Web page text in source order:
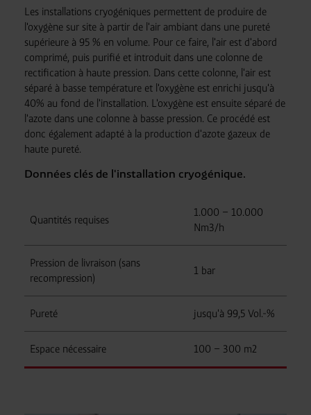
Les installations cryogéniques permettent de produire de
l'oxygène sur site à partir de l'air ambiant dans une pureté
supérieure à 95 % en volume. Pour ce faire, l'air est d'abord
comprimé, puis purifié et introduit dans une colonne de
rectification à haute pression. Dans cette colonne, l'air est
séparé à basse température et l'oxygène est enrichi jusqu'à
40% au fond de l'installation. L'oxygène est ensuite séparé de
l'azote dans une colonne à basse pression. Ce procédé est
donc également adapté à la production d'azote gazeux de
haute pureté.
Données clés de l'installation cryogénique.
Quantités requises
1.000 – 10.000
Nm3/h
Pression de livraison (sans
recompression)
1 bar
Pureté jusqu'à 99,5 Vol.-%
Espace nécessaire 100 – 300 m2